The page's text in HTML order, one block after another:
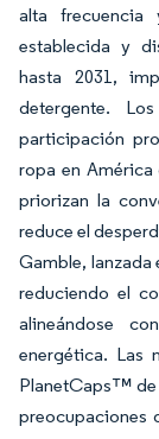
alta
establecida y
hasta 2031,
detergente.
participación
ropa en América
priorizan la
reduce el
Gamble, lanzada
reduciendo el
alineándose
energética. Las
PlanetCaps™ de
preocupaciones